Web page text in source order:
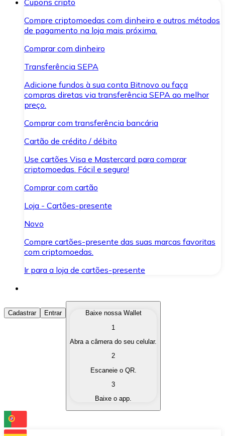
Cupons cripto
Compre criptomoedas com dinheiro e outros métodos
de pagamento na loja mais próxima.
Comprar com dinheiro
Transferência SEPA
Adicione fundos à sua conta Bitnovo ou faça
compras diretas via transferência SEPA ao melhor
preço.
Comprar com transferência bancária
Cartão de crédito / débito
Use cartões Visa e Mastercard para comprar
criptomoedas. Fácil e seguro!
Comprar com cartão
Loja - Cartões-presente
Novo
Compre cartões-presente das suas marcas favoritas
com criptomoedas.
Ir para a loja de cartões-presente
Comprar Criptomoedas
Compre as criptomoedas de seu interesse de forma
Converta suas criptomoedas em moeda fiduciária
Troque uma criptomoeda por outra
Cadastrar Entrar
Baixe nossa Wallet
1
Abra a câmera do seu celular.
2
Escaneie o QR.
3
Baixe o app.